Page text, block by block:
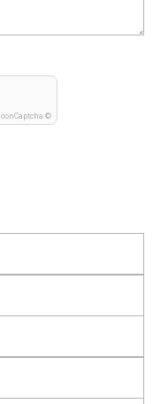
IconCaptcha ©